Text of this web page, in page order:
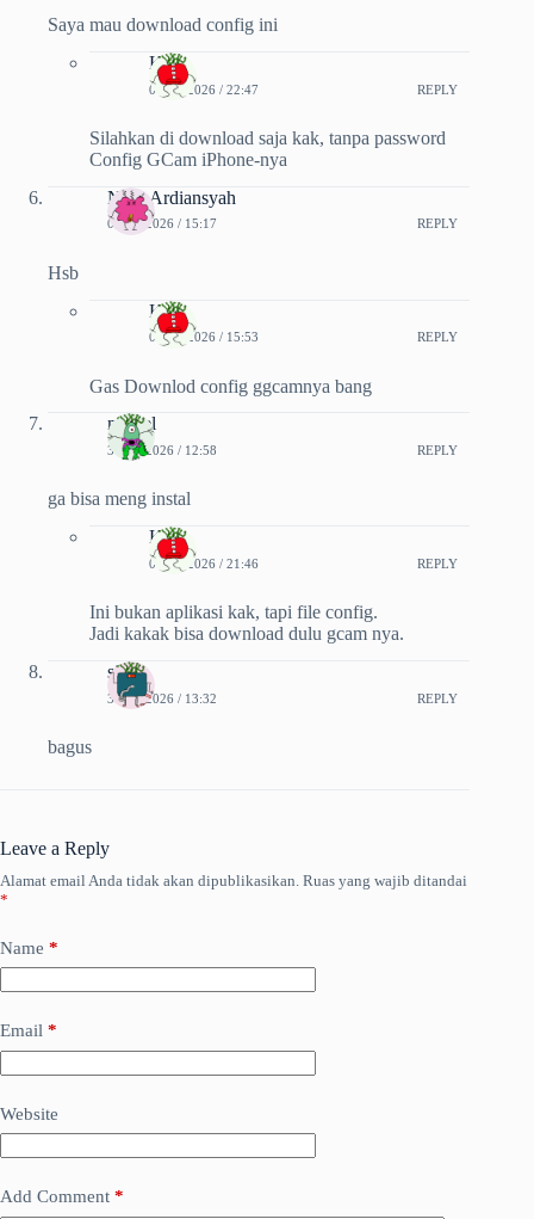
Saya mau download config ini
Kiki
07-07-2026 / 22:47 REPLY
Silahkan di download saja kak, tanpa password
Config GCam iPhone-nya
Niko Ardiansyah
08-07-2026 / 15:17 REPLY
Hsb
Kiki
09-07-2026 / 15:53 REPLY
Gas Downlod config ggcamnya bang
marsel
31-07-2026 / 12:58 REPLY
ga bisa meng instal
Kiki
04-08-2026 / 21:46 REPLY
Ini bukan aplikasi kak, tapi file config.
Jadi kakak bisa download dulu gcam nya.
sila
31-07-2026 / 13:32 REPLY
bagus
Leave a Reply
Alamat email Anda tidak akan dipublikasikan. Ruas yang wajib ditandai
*
Name *
Email *
Website
Add Comment *